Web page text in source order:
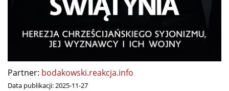
Partner: bodakowski.reakcja.info
Data publikacji:2025-11-27